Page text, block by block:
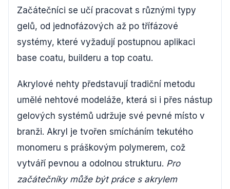
Začátečníci se učí pracovat s různými typy
gelů, od jednofázových až po třífázové
systémy, které vyžadují postupnou aplikaci
base coatu, builderu a top coatu.
Akrylové nehty představují tradiční metodu
umělé nehtové modeláže, která si i přes nástup
gelových systémů udržuje své pevné místo v
branži. Akryl je tvořen smícháním tekutého
monomeru s práškovým polymerem, což
vytváří pevnou a odolnou strukturu. Pro
začátečníky může být práce s akrylem